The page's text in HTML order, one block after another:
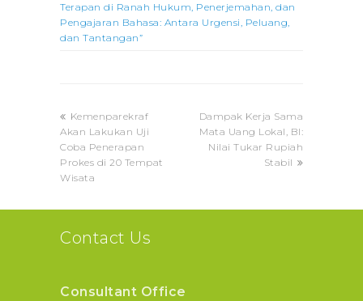
Terapan di Ranah Hukum, Penerjemahan, dan
Pengajaran Bahasa: Antara Urgensi, Peluang,
dan Tantangan”
previous
post:
Kemenparekraf
Akan Lakukan Uji
Coba Penerapan
Prokes di 20 Tempat
Wisata
next
post:
Dampak Kerja Sama
Mata Uang Lokal, BI:
Nilai Tukar Rupiah
Stabil
Contact Us
Consultant Office